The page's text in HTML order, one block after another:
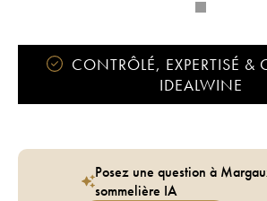
CONTRÔLÉ, EXPERTISÉ &
IDEALWINE
Posez une question à
sommelière IA